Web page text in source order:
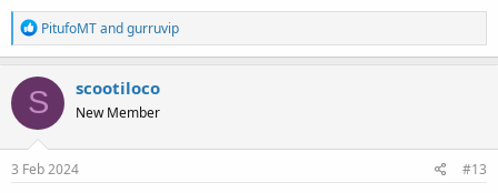
R
e
a
c
t
i
o
n
s
PitufoMTandgurruvip
S scootiloco
New Member
3 Feb 2024 #13